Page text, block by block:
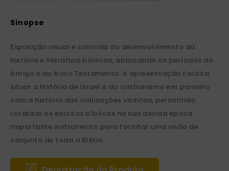
Exposição visual e colorida do desenvolvimento da
história e literatura bíblicas, abarcando os períodos do
Antigo e do Novo Testamento. A apresentação facilita
situar a história de Israel e do cristianismo em paralelo
com a história das civilizações vizinhas, permitindo
localizar os escritos bíblicos na sua devida época.
Importante instrumento para facilitar uma visão de
conjunto de toda a Bíblia.